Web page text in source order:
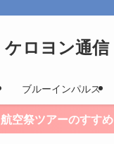
ケロヨン通信
ブルーインパルス
航空祭ツアーのすすめ